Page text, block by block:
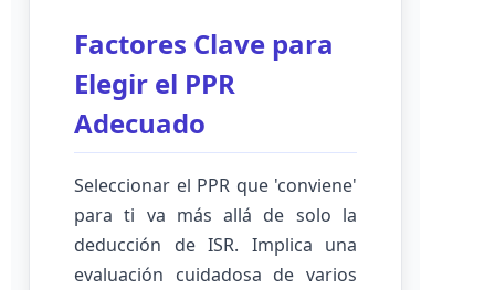
Factores Clave para
Elegir el PPR
Adecuado
Seleccionar el PPR que 'conviene'
para ti va más allá de solo la
deducción de ISR. Implica una
evaluación cuidadosa de varios